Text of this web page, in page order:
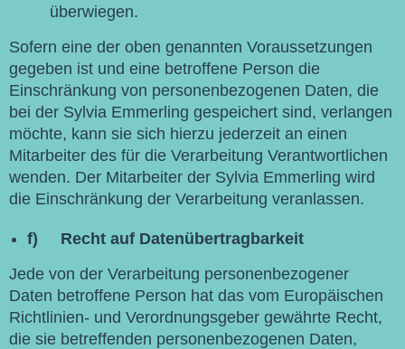
überwiegen.
Sofern eine der oben genannten Voraussetzungen
gegeben ist und eine betroffene Person die
Einschränkung von personenbezogenen Daten, die
bei der Sylvia Emmerling gespeichert sind, verlangen
möchte, kann sie sich hierzu jederzeit an einen
Mitarbeiter des für die Verarbeitung Verantwortlichen
wenden. Der Mitarbeiter der Sylvia Emmerling wird
die Einschränkung der Verarbeitung veranlassen.
f) Recht auf Datenübertragbarkeit
Jede von der Verarbeitung personenbezogener
Daten betroffene Person hat das vom Europäischen
Richtlinien- und Verordnungsgeber gewährte Recht,
die sie betreffenden personenbezogenen Daten,